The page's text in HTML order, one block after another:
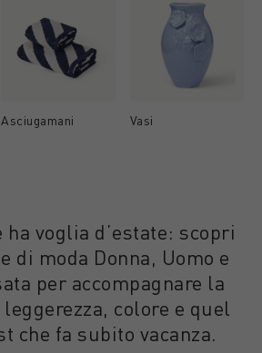
Asciugamani Vasi
voglia d’estate: scopri
di moda Donna, Uomo e
per accompagnare la
colore e quel
che fa subito vacanza.